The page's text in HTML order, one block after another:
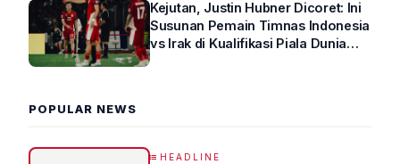
Kejutan, Justin Hubner Dicoret: Ini
Susunan Pemain Timnas Indonesia
vs Irak di Kualifikasi Piala Dunia
POPULAR NEWS
HEADLINE